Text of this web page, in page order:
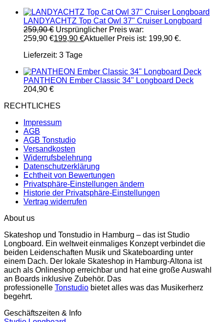
LANDYACHTZ Top Cat Owl 37" Cruiser Longboard
259,90€ Ursprünglicher Preis war:
259,90 €199,90 €Aktueller Preis ist: 199,90 €.
Lieferzeit: 3 Tage
PANTHEON Ember Classic 34" Longboard Deck
204,90 €
RECHTLICHES
Impressum
AGB
AGB Tonstudio
Versandkosten
Widerrufsbelehrung
Datenschutzerklärung
Echtheit von Bewertungen
Privatsphäre-Einstellungen ändern
Historie der Privatsphäre-Einstellungen
Vertrag widerrufen
About us
Skateshop und Tonstudio in Hamburg – das ist Studio
Longboard. Ein weltweit einmaliges Konzept verbindet die
beiden Leidenschaften Musik und Skateboarding unter
einem Dach. Der lokale Skateshop in Hamburg-Altona ist
auch als Onlineshop erreichbar und hat eine große Auswahl
an Boards inklusive Zubehör. Das
professionelle Tonstudio bietet alles was das Musikerherz
begehrt.
Geschäftszeiten & Info